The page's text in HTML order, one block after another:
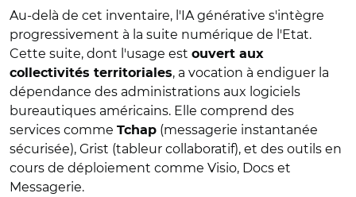
Au-delà de cet inventaire, l'IA générative s'intègre
progressivement à la suite numérique de l'Etat.
Cette suite, dont l'usage est ouvert aux
collectivités territoriales, a vocation à endiguer la
dépendance des administrations aux logiciels
bureautiques américains. Elle comprend des
services comme Tchap (messagerie instantanée
sécurisée), Grist (tableur collaboratif), et des outils en
cours de déploiement comme Visio, Docs et
Messagerie.